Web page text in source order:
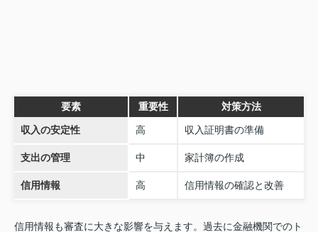
要素 重要性 対策方法
収入の安定性 高 収入証明書の準備
支出の管理 中 家計簿の作成
信用情報 高 信用情報の確認と改善
信用情報も審査に大きな影響を与えます。過去に金融機関でのト